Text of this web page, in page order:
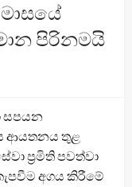
පිරිනමයි
සපයන
ආයතනය තුළ
ප්‍රමිති පවත්වා
අගය කිරීමේ